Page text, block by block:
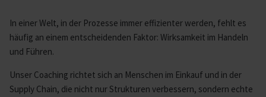
In einer Welt, in der Prozesse immer effizienter werden, fehlt es
häufig an einem entscheidenden Faktor: Wirksamkeit im Handeln
und Führen.
Unser Coaching richtet sich an Menschen im Einkauf und in der
Supply Chain, die nicht nur Strukturen verbessern, sondern echte